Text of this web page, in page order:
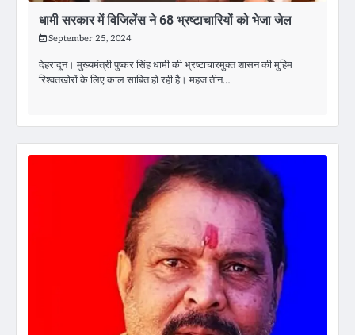
धामी सरकार में विजिलेंस ने 68 भ्रष्टाचारियों को भेजा जेल
September 25, 2024
देहरादून। मुख्यमंत्री पुष्कर सिंह धामी की भ्रष्टाचारमुक्त शासन की मुहिम
रिश्वतखोरों के लिए काल साबित हो रही है। महज तीन…